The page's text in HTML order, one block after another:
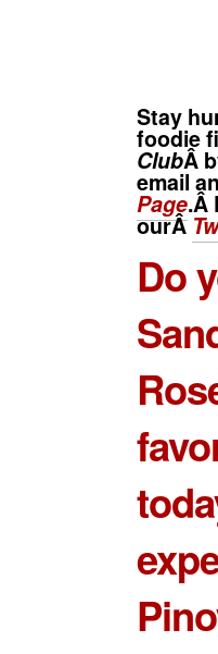
Stay
foodie
ClubÂ
email
Page.Â
ourÂ
Do